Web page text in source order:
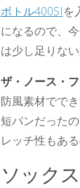
ボトル400SIを
になるので、
は少し足りな
ザ・ノース・
防風素材でで
短パンだった
レッチ性もあ
ソックス